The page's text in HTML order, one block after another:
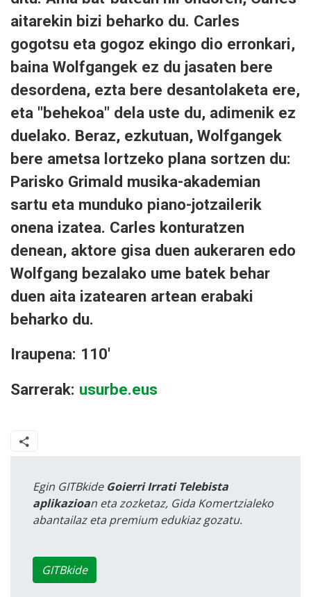
aitarekin bizi beharko du. Carles
gogotsu eta gogoz ekingo dio erronkari,
baina Wolfgangek ez du jasaten bere
desordena, ezta bere desantolaketa ere,
eta "behekoa" dela uste du, adimenik ez
duelako. Beraz, ezkutuan, Wolfgangek
bere ametsa lortzeko plana sortzen du:
Parisko Grimald musika-akademian
sartu eta munduko piano-jotzailerik
onena izatea. Carles konturatzen
denean, aktore gisa duen aukeraren edo
Wolfgang bezalako ume batek behar
duen aita izatearen artean erabaki
beharko du.
Iraupena: 110'
Sarrerak: usurbe.eus
Egin GITBkide Goierri Irrati Telebista
aplikazioan eta zozketaz, Gida Komertzialeko
abantailaz eta premium edukiaz gozatu.
GITBkide